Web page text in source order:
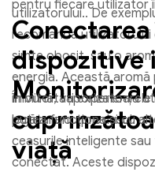
utilizatorului.. De
recomanda
simte obosit, sau o
energia. Această aromă
îmbunătăți experiența
legătura cu produsul.
pentru fiecare utilizator
dispozitive
viață
În viitor,
putea funcționa și cu
ceasurile inteligente
conectat. Aceste